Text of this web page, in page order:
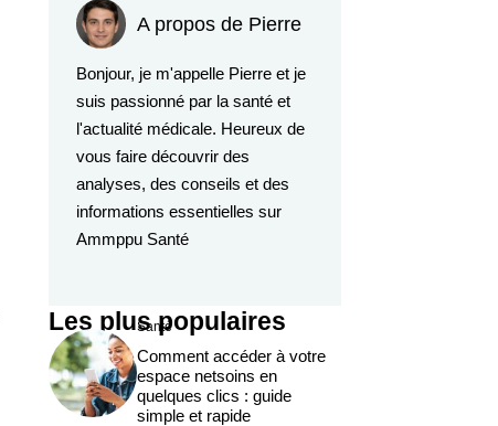
A propos de Pierre
Bonjour, je m'appelle Pierre et je
suis passionné par la santé et
l'actualité médicale. Heureux de
vous faire découvrir des
analyses, des conseils et des
informations essentielles sur
Ammppu Santé
Les plus populaires
Santé
Comment accéder à votre
espace netsoins en
quelques clics : guide
simple et rapide